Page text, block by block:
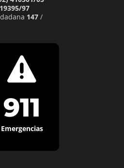
97
147/

911
Emergencias